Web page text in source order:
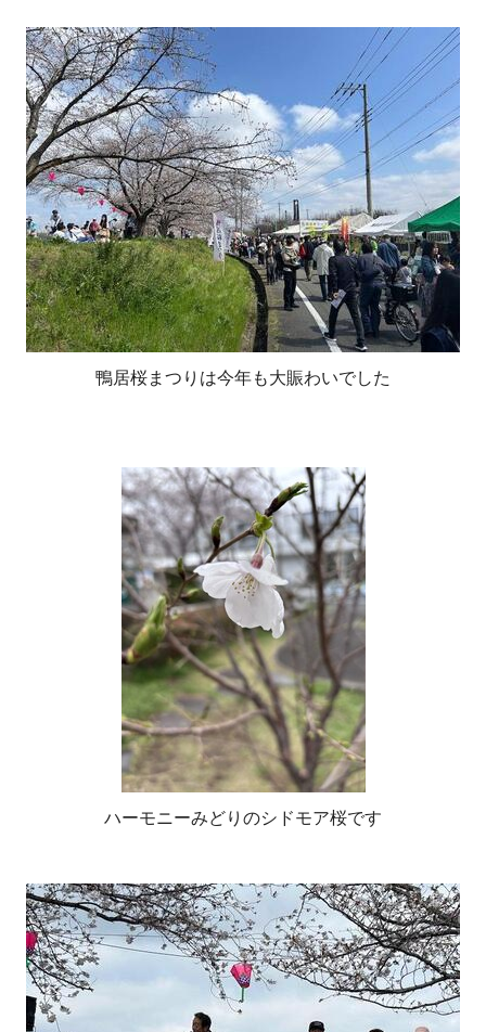
鴨居桜まつりは今年も大賑わいでした
ハーモニーみどりのシドモア桜です